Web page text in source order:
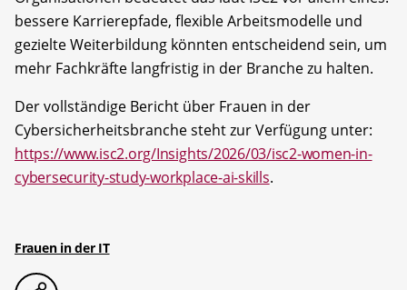
bessere Karrierepfade, flexible Arbeitsmodelle und
gezielte Weiterbildung könnten entscheidend sein, um
mehr Fachkräfte langfristig in der Branche zu halten.
Der vollständige Bericht über Frauen in der
Cybersicherheitsbranche steht zur Verfügung unter:
https://www.isc2.org/Insights/2026/03/isc2-women-in-
cybersecurity-study-workplace-ai-skills.
Frauen in der IT